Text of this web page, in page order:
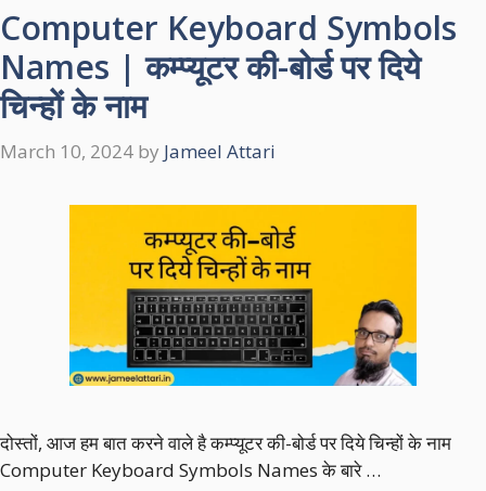
Computer Keyboard Symbols
Names | कम्प्यूटर की-बोर्ड पर दिये
चिन्हों के नाम
March 10, 2024 by Jameel Attari
दोस्तों, आज हम बात करने वाले है कम्प्यूटर की-बोर्ड पर दिये चिन्हों के नाम
Computer Keyboard Symbols Names के बारे …